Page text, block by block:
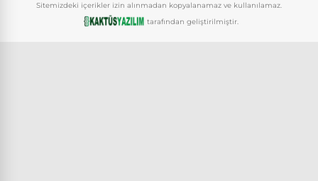
Sitemizdeki içerikler izin alınmadan kopyalanamaz ve kullanılamaz.
tarafından geliştirilmiştir.